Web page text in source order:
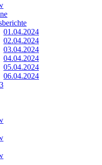
01.04.2024
02.04.2024
03.04.2024
04.04.2024
05.04.2024
06.04.2024